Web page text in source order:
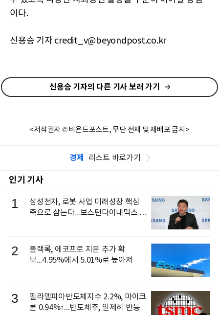
이다.
신용승 기자 credit_v@beyondpost.co.kr
신용승 기자의 다른 기사 보러 가기
<저작권자 © 비욘드포스트, 무단 전재 및 재배포 금지>
경제 리스트 바로가기
인기 기사
1
삼성전자, 로봇 사업 미래성장 핵심
축으로 삼는다...보스턴다이내믹스 출
2
블랙록, 에코프로 지분 추가 확
보...4.95%에서 5.01%로 높아져
3
필라델피아반도체지수 2.2%, 마이크
론 0.94%↑...반도체주, 일제히 반등